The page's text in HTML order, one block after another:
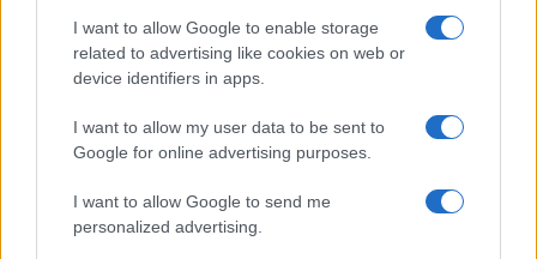
I want to allow Google to enable storage
related to advertising like cookies on web or
device identifiers in apps.
I want to allow my user data to be sent to
Google for online advertising purposes.
I want to allow Google to send me
personalized advertising.
2000 /2000
Υποβολή σχολίου